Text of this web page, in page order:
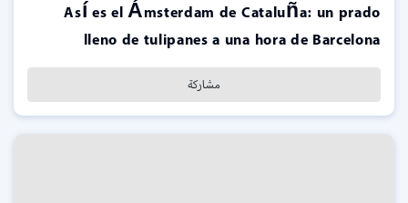
Así es el Ámsterdam de Cataluña: un prado
lleno de tulipanes a una hora de Barcelona
مشاركة